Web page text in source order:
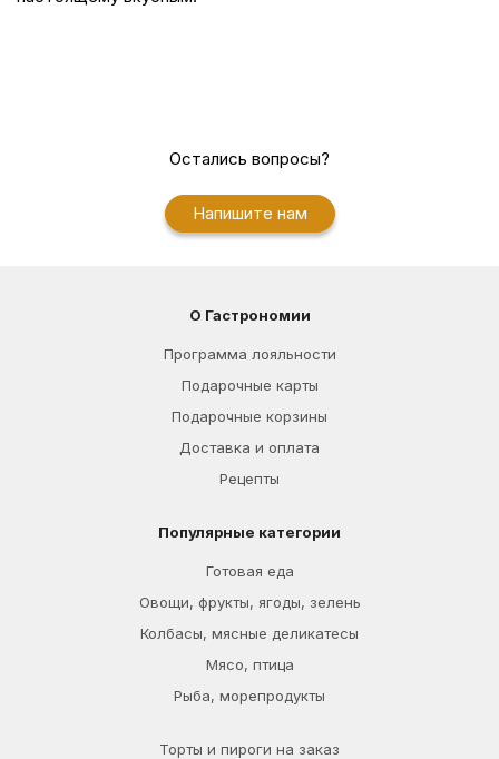
Остались вопросы?
Напишите нам
О Гастрономии
Программа лояльности
Подарочные карты
Подарочные корзины
Доставка и оплата
Рецепты
Популярные категории
Готовая еда
Овощи, фрукты, ягоды, зелень
Колбасы, мясные деликатесы
Мясо, птица
Рыба, морепродукты
Торты и пироги на заказ